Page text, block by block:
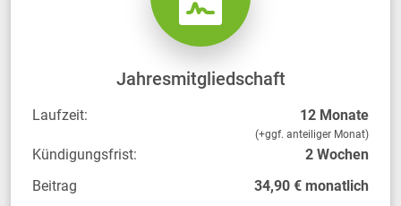
Jahresmitgliedschaft
Laufzeit: 12 Monate
(+ggf. anteiliger Monat)
Kündigungsfrist:
2 Wochen
Beitrag
34,90 € monatlich